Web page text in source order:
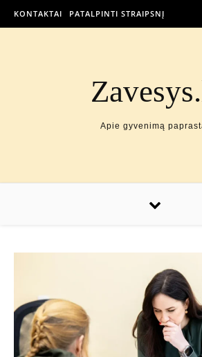
KONTAKTAI PATALPINTI STRAIPSNĮ
Apie gyvenimą